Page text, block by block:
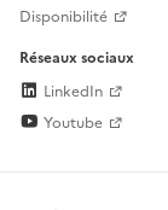
Disponibilité
Réseaux sociaux
LinkedIn
Youtube